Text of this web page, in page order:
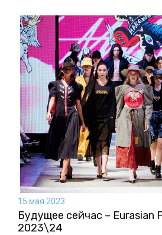
15 мая 2023
Будущее сейчас – Eurasian
2023\24